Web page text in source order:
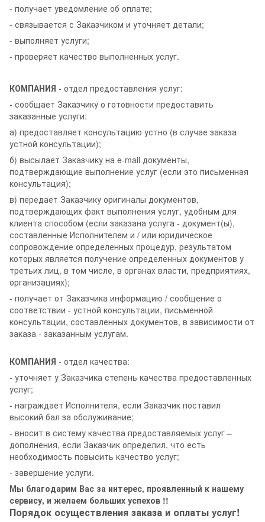
- получает уведомление об оплате;
- связывается с Заказчиком и уточняет детали;
- выполняет услуги;
- проверяет качество выполненных услуг.
КОМПАНИЯ - отдел предоставления услуг:
- сообщает Заказчику о готовности предоставить
заказанные услуги:
а) предоставляет консультацию устно (в случае заказа
устной консультации);
б) высылает Заказчику на e-mail документы,
подтверждающие выполнение услуг (если это письменная
консультация);
в) передает Заказчику оригиналы документов,
подтверждающих факт выполнения услуг, удобным для
клиента способом (если заказана услуга - документ(ы),
составленные Исполнителем и / или юридическое
сопровождение определенных процедур, результатом
которых является получение определенных документов у
третьих лиц, в том числе, в органах власти, предприятиях,
организациях);
- получает от Заказчика информацию / сообщение о
соответствии - устной консультации, письменной
консультации, составленных документов, в зависимости от
заказа - заказанным услугам.
КОМПАНИЯ - отдел качества:
- уточняет у Заказчика степень качества предоставленных
услуг;
- награждает Исполнителя, если Заказчик поставил
высокий бал за обслуживание;
- вносит в систему качества предоставляемых услуг –
дополнения, если Заказчик определил, что есть
необходимость повысить качество услуг;
- завершение услуги.
Мы благодарим Вас за интерес, проявленный к нашему
сервису, и желаем больших успехов !!
Порядок осуществления заказа и оплаты услуг!